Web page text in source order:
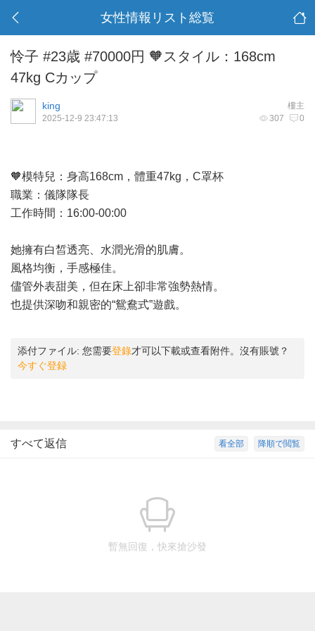
女性情報リスト総覧
怜子 #23歳 #70000円 🧡スタイル：168cm
47kg Cカップ
樓主
king
307 0
2025-12-9 23:47:13
🧡模特兒：身高168cm，體重47kg，C罩杯
職業：儀隊隊長
工作時間：16:00-00:00
她擁有白皙透亮、水潤光滑的肌膚。
風格均衡，手感極佳。
儘管外表甜美，但在床上卻非常強勢熱情。
也提供深吻和親密的“鴛鴦式”遊戲。
添付ファイル: 您需要登錄才可以下載或查看附件。沒有賬號？
今すぐ登録
降順で閲覧
看全部
すべて返信
暫無回復，快來搶沙發